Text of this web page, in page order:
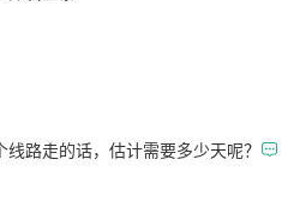
路走的话，估计需要多少天呢？ 